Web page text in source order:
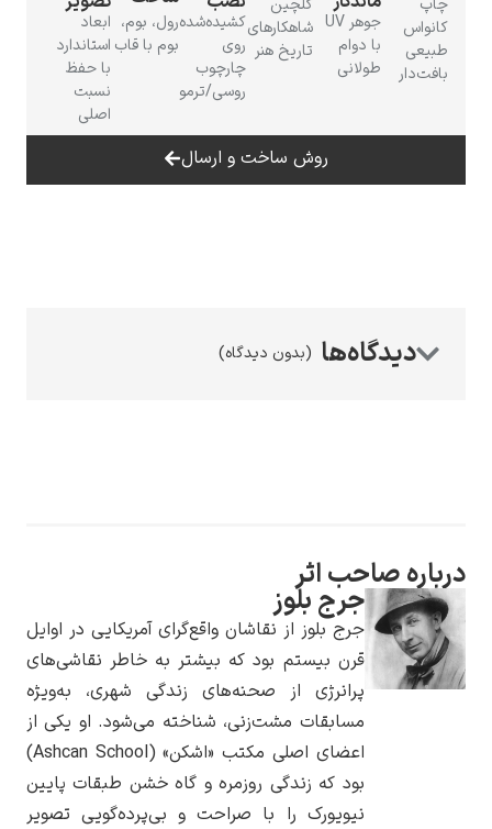
ادگار دگا
پیر آگوست رنوآر
جوهر UV
با دوام
طولانی
گلچین
شاهکارهای
تاریخ هنر
کشیده‌شده
روی
چارچوب
رول، بوم،
بوم با قاب
ابعاد
استاندارد
با حفظ
نسبت
روش ساخت و ارسال
(بدون دیدگاه)
صاحب اثر
جرج بلوز
جرج بلوز از نقاشان واقع‌گرای آمریکایی در اوایل
قرن بیستم بود که بیشتر به خاطر نقاشی‌های
پرانرژی از صحنه‌های زندگی شهری، به‌ویژه
مسابقات مشت‌زنی، شناخته می‌شود. او یکی از
اعضای اصلی مکتب «اشکن» (Ashcan School)
بود که زندگی روزمره و گاه خشن طبقات پایین
نیویورک را با صراحت و بی‌پرده‌گویی تصویر